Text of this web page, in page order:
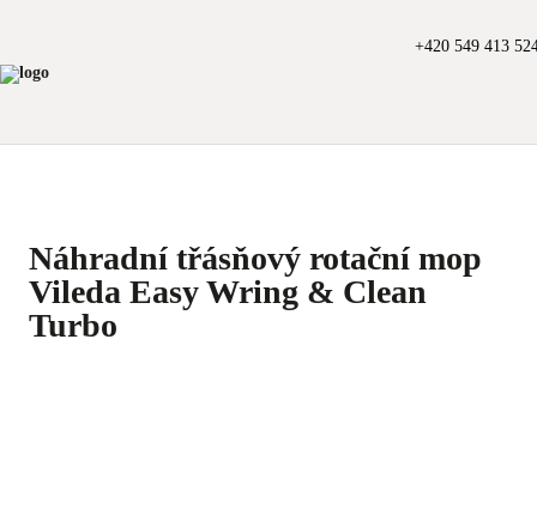
+420 549 413
Náhradní třásňový rotační mop
Vileda Easy Wring & Clean
Turbo